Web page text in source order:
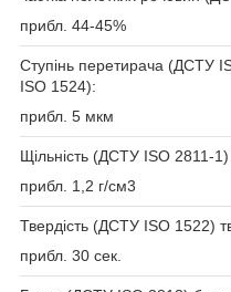
прибл. 44-45%
Ступінь перетирача (ДСТУ
ISO 1524):
прибл. 5 мкм
Щільність (ДСТУ ISO 2811-
прибл. 1,2 г/см3
Твердість (ДСТУ ISO 1522)
прибл. 30 сек.